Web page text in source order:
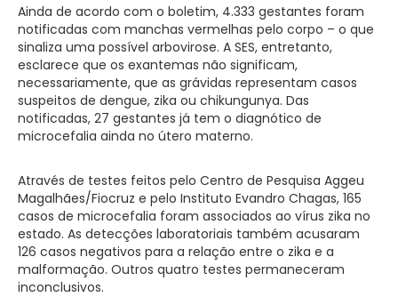
Ainda de acordo com o boletim, 4.333 gestantes foram
notificadas com manchas vermelhas pelo corpo – o que
sinaliza uma possível arbovirose. A SES, entretanto,
esclarece que os exantemas não significam,
necessariamente, que as grávidas representam casos
suspeitos de dengue, zika ou chikungunya. Das
notificadas, 27 gestantes já tem o diagnótico de
microcefalia ainda no útero materno.
Através de testes feitos pelo Centro de Pesquisa Aggeu
Magalhães/Fiocruz e pelo Instituto Evandro Chagas, 165
casos de microcefalia foram associados ao vírus zika no
estado. As detecções laboratoriais também acusaram
126 casos negativos para a relação entre o zika e a
malformação. Outros quatro testes permaneceram
inconclusivos.